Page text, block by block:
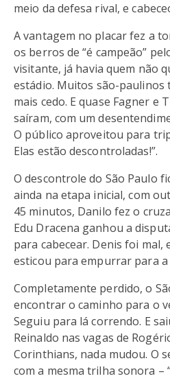
meio da defesa rival, e
A vantagem no placar fez a
os berros de “é campeão”
visitante, já havia quem não
estádio. Muitos são-
mais cedo. E quase Fagner e
saíram, com um
O público aproveitou para
Elas estão descontroladas!”.
O descontrole do São Paulo
ainda na etapa inicial, com
45 minutos, Danilo fez o
Edu Dracena ganhou a
para cabecear. Denis foi
esticou para empurrar para a
Completamente perdido, o
encontrar o caminho para o
Seguiu para lá correndo. E
Reinaldo nas vagas de
Corinthians, nada mudou. O
com a mesma trilha sonora –